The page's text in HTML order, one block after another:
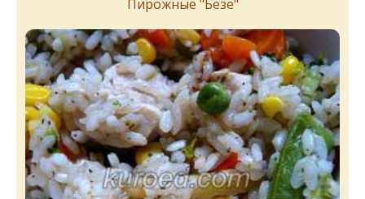
Пирожныe "Бeзe"